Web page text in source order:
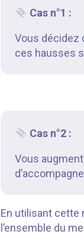
Cas n°1 :
Vous décidez
ces hausses
Cas n°2 :
Vous
En utilisant cette
l’ensemble du